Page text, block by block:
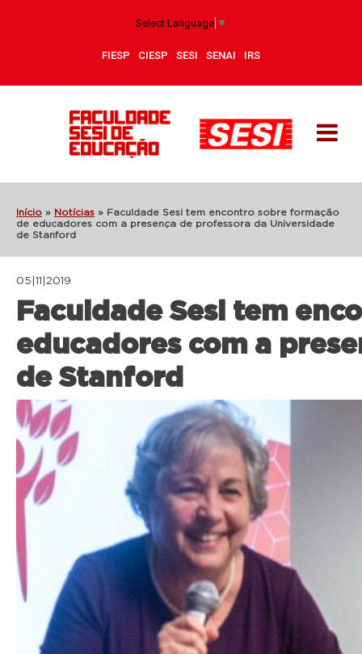
Select Language ▼
FIESP CIESP SESI SENAI IRS
Início » Notícias » Faculdade Sesi tem encontro sobre formação
de educadores com a presença de professora da Universidade
de Stanford
05|11|2019
Faculdade Sesi tem
educadores com a
de Stanford